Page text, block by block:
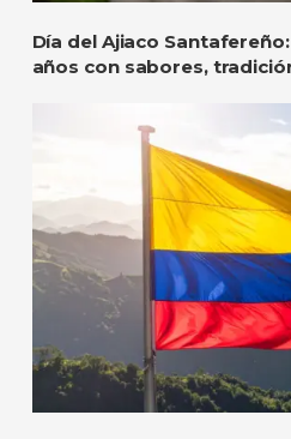
Día del Ajiaco
años con sabores,